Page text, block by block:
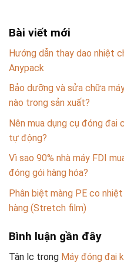
Bài viết mới
Hướng dẫn thay dao nhiệt
Anypack
Bảo dưỡng và sửa chữa
nào trong sản xuất?
Nên mua dụng cụ đóng đai
tự động?
Vì sao 90% nhà máy FDI
đóng gói hàng hóa?
Phân biệt màng PE co
hàng (Stretch film)
Bình luận gần đây
Tân lc trong Máy đóng đai